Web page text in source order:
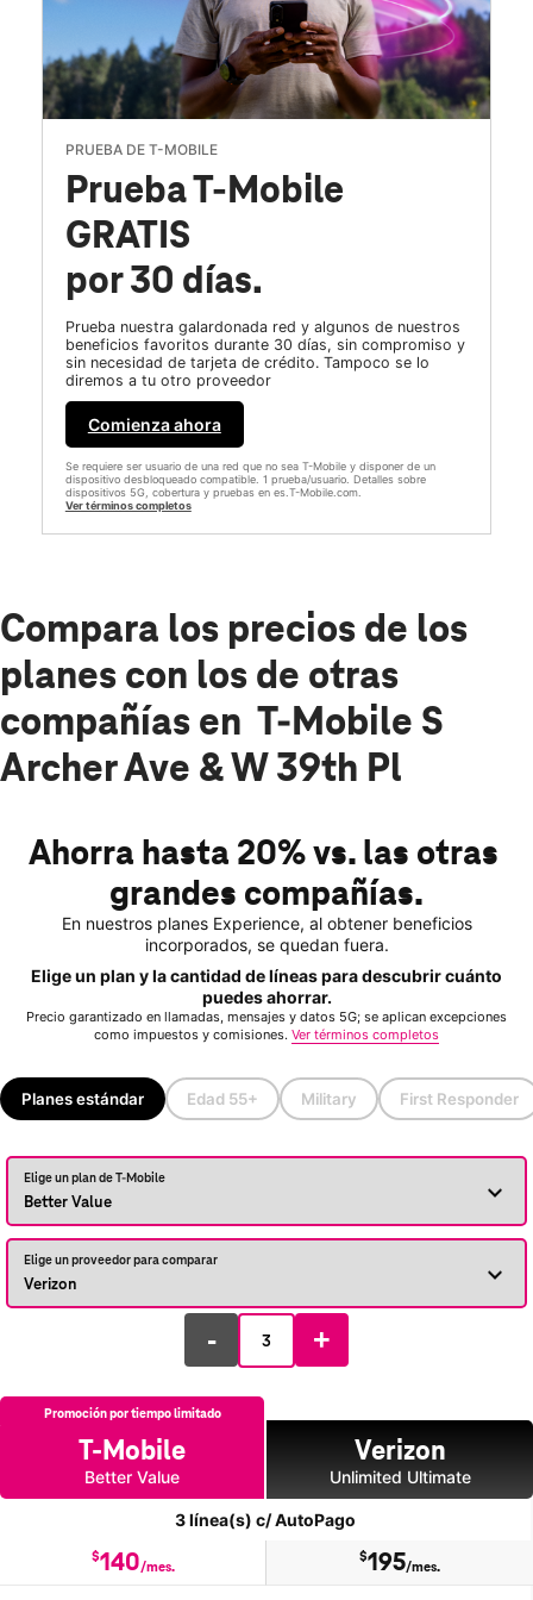
PRUEBA DE T-MOBILE
Prueba T-Mobile
GRATIS
por 30 días.
Prueba nuestra galardonada red y algunos de nuestros
beneficios favoritos durante 30 días, sin compromiso y
sin necesidad de tarjeta de crédito. Tampoco se lo
diremos a tu otro proveedor
Comienza ahora
Se requiere ser usuario de una red que no sea T-Mobile y disponer de un
dispositivo desbloqueado compatible. 1 prueba/usuario. Detalles sobre
dispositivos 5G, cobertura y pruebas en es.T-Mobile.com.
Ver términos completos
Compara los precios de los
planes con los de otras
compañías en T-Mobile S
Archer Ave & W 39th Pl